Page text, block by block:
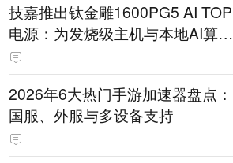
技嘉推出钛金雕1600PG5 AI TOP
电源：为发烧级主机与本地AI算力
打造旗舰供电方案
2026年6大热门手游加速器盘点：
国服、外服与多设备支持